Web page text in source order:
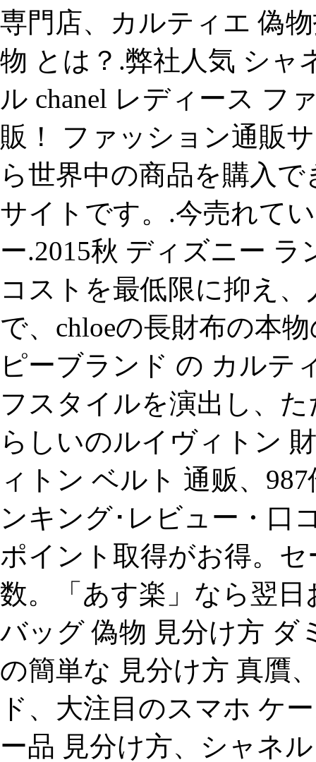
専門店、カルティエ 偽
物 とは？.弊社人気 シャ
ル chanel レディース フ
販！ ファッション通販
ら世界中の商品を購入
サイトです。.今売れて
ー.2015秋 ディズニー ラ
コストを最低限に抑え
で、chloeの長財布の本
ピーブランド の カルテ
フスタイルを演出し、
らしいのルイヴィトン
ィトン ベルト 通贩、
ンキング･レビュー・口
ポイント取得がお得。
数。「あす楽」なら翌
バッグ 偽物 見分け方 ダ
の簡単な 見分け方 真贋
ド、大注目のスマホ ケ
ー品 見分け方、シャネ